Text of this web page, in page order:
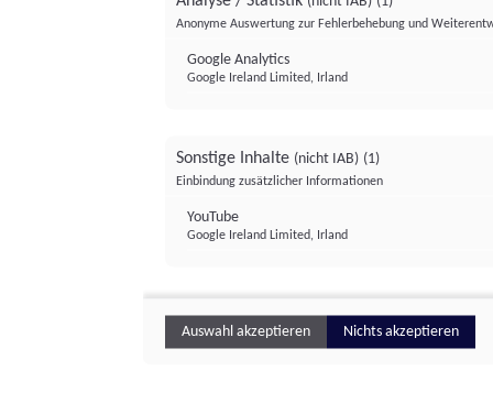
Anonyme Auswertung zur Fehlerbehebung und
Google Analytics
Google Ireland Limited, Irland
Sonstige Inhalte (nicht IAB) (1)
Einbindung zusätzlicher Informationen
YouTube
Google Ireland Limited, Irland
Auswahl akzeptieren Nichts akzeptieren